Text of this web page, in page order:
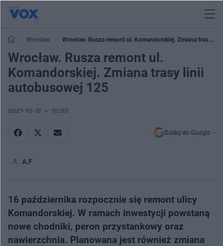
Wrocław
Wrocław. Rusza remont ul. Komandorskiej. Zmiana trasy
linii autobusowej 125
Wrocław. Rusza remont ul.
Komandorskiej. Zmiana trasy linii
autobusowej 125
2021-10-12 10:50
Dodaj do Google
A.F
16 października rozpocznie się remont ulicy
Komandorskiej. W ramach inwestycji powstaną
nowe chodniki, peron przystankowy oraz
nawierzchnia. Planowana jest również zmiana